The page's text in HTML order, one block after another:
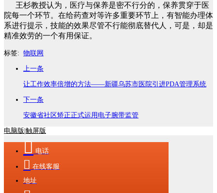
王杉教授认为，医疗与保养是密不行分的，保养贯穿于医
院每一个环节。在给药查对等许多重要环节上，有智能办理体
系进行提示，技能的效果尽管不行能彻底替代人，可是，却是
精准效劳的一个有用保证。
标签: 物联网
上一条
让工作效率倍增的方法——新疆乌苏市医院引进PDA管理系统
下一条
安徽省社区矫正正式运用电子腕带监管
电脑版 触屏版
 电话
 在线客服
地址